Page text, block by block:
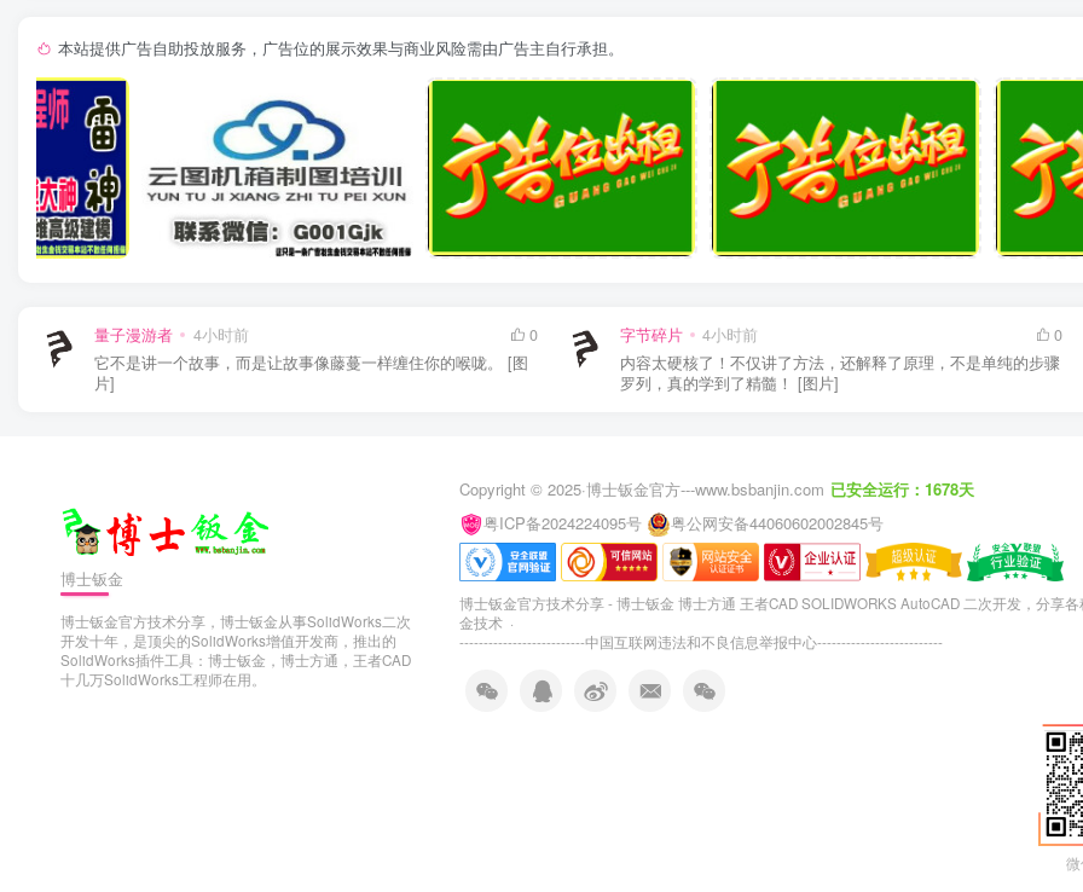
本站提供广告自助投放服务，广告位的展示效果与商业风险需由广告主自行承担。
量子漫游者 4小时前
0
它不是讲一个故事，而是让故事像藤蔓一样缠住你的喉咙。 [图
片]
字节碎片 4小时前
0
内容太硬核了！不仅讲了方法，还解释了原理，不是单纯的步骤
罗列，真的学到了精髓！ [图片]
博士钣金
博士钣金官方技术分享，博士钣金从事SolidWorks二次
开发十年，是顶尖的SolidWorks增值开发商，推出的
SolidWorks插件工具：博士钣金，博士方通，王者CAD
十几万SolidWorks工程师在用。
Copyright © 2025·博士钣金官方---www.bsbanjin.com 已安全运行：1678天
粤ICP备2024224095号
粤公网安备44060602002845号
博士钣金官方技术分享 - 博士钣金 博士方通 王者CAD SOLIDWORKS AutoCAD 二次开发，分享
金技术 ·
--------------------------中国互联网违法和不良信息举报中心--------------------------